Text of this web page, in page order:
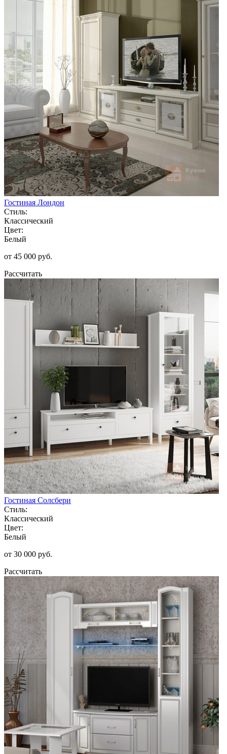
Гостиная Лондон
Стиль:
Классический
Цвет:
Белый
от 45 000 руб.
Рассчитать
Гостиная Солсбери
Стиль:
Классический
Цвет:
Белый
от 30 000 руб.
Рассчитать